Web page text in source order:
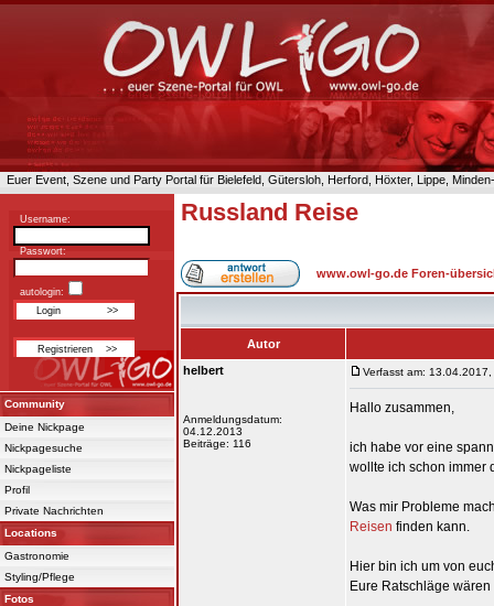
Euer Event, Szene und Party Portal für Bielefeld, Gütersloh, Herford, Höxter, Lippe,
Username:
Passwort:
autologin:
Community
Deine Nickpage
Nickpagesuche
Nickpageliste
Profil
Private Nachrichten
Locations
Gastronomie
Styling/Pflege
Fotos
Russland Reise
www.owl-go.de Foren-
Autor
helbert
Anmeldungsdatum:
04.12.2013
Beiträge: 116
Verfasst am:
Hallo zusammen,
ich habe vor eine
wollte ich schon immer
Was mir Probleme
Reisen finden kann.
Hier bin ich um von
Eure Ratschläge